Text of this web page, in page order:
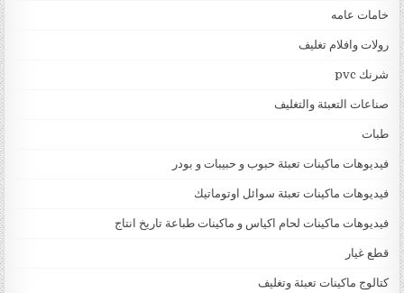
خامات عامه
رولات وافلام تغليف
شرنك pvc
صناعات التعبئة والتغليف
طبات
فيديوهات ماكينات تعبئة حبوب و حبيبات و بودر
فيديوهات ماكينات تعبئة سوائل اوتوماتيك
فيديوهات ماكينات لحام اكياس و ماكينات طباعة تاريخ انتاج
قطع غيار
كتالوج ماكينات تعبئة وتغليف